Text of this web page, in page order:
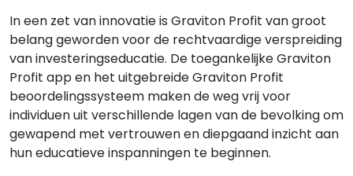
In een zet van innovatie is Graviton Profit van groot
belang geworden voor de rechtvaardige verspreiding
van investeringseducatie. De toegankelijke Graviton
Profit app en het uitgebreide Graviton Profit
beoordelingssysteem maken de weg vrij voor
individuen uit verschillende lagen van de bevolking om
gewapend met vertrouwen en diepgaand inzicht aan
hun educatieve inspanningen te beginnen.